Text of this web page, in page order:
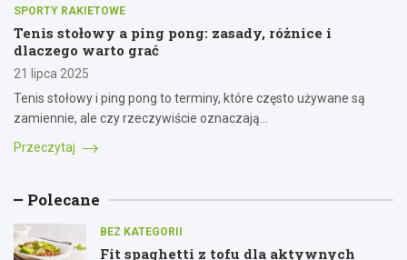
SPORTY RAKIETOWE
Tenis stołowy a ping pong: zasady, różnice i
dlaczego warto grać
21 lipca 2025
Tenis stołowy i ping pong to terminy, które często używane są
zamiennie, ale czy rzeczywiście oznaczają…
Przeczytaj
Polecane
BEZ KATEGORII
Fit spaghetti z tofu dla aktywnych